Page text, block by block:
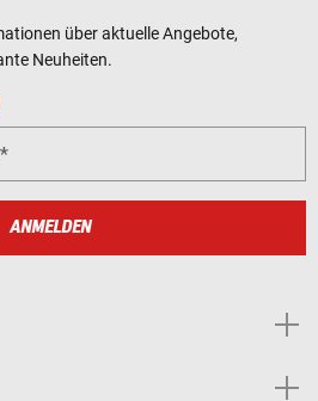
über aktuelle Angebote,
Neuheiten.
ANMELDEN